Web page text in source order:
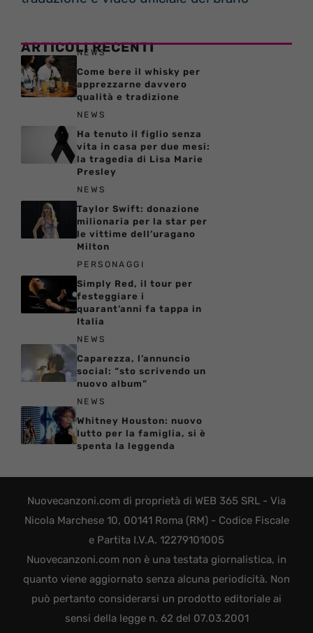
ARTICOLI RECENTI
NEWS
Come bere il whisky per
apprezzarne davvero
qualità e tradizione
NEWS
Ha tenuto il figlio senza
vita in casa per due mesi:
la tragedia di Lisa Marie
Presley
NEWS
Taylor Swift: donazione
milionaria per la star per
le vittime dell’uragano
Milton
PERSONAGGI
Simply Red, il tour per
festeggiare i
quarant’anni fa tappa in
Italia
NEWS
Caparezza, l’annuncio
social: “sto scrivendo un
nuovo album”
NEWS
Whitney Houston: nuovo
lutto per la famiglia, si è
spenta la leggenda
Nuovecanzoni.com di proprietà di WEB 365 SRL - Via
Nicola Marchese 10, 00141 Roma (RM) - Codice Fiscale
e Partita I.V.A. 12279101005
Nuovecanzoni.com non è una testata giornalistica, in
quanto viene aggiornato senza alcuna periodicità. Non
può pertanto considerarsi un prodotto editoriale ai
sensi della legge n. 62 del 07.03.2001